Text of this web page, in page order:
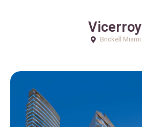
Vicerroy
Brickell Miami